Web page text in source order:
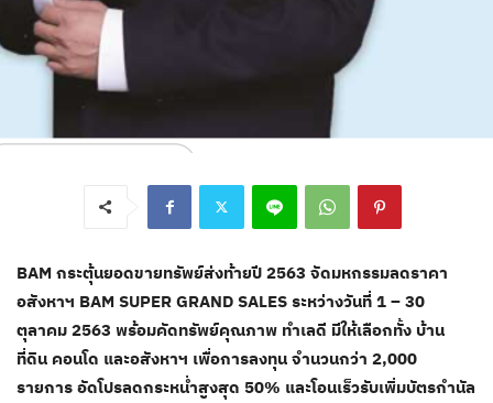
BAM กระตุ้นยอดขายทรัพย์ส่งท้ายปี 2563 จัดมหกรรมลดราคา
อสังหาฯ BAM SUPER GRAND SALES ระหว่างวันที่ 1 – 30
ตุลาคม 2563 พร้อมคัดทรัพย์คุณภาพ ทำเลดี มีให้เลือกทั้ง บ้าน
ที่ดิน คอนโด และอสังหาฯ เพื่อการลงทุน จำนวนกว่า 2,000
รายการ อัดโปรลดกระหน่ำสูงสุด 50% และโอนเร็วรับเพิ่มบัตรกำนัล